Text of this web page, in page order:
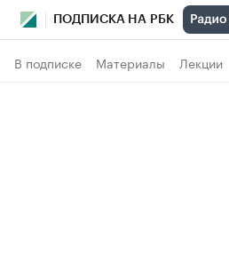
ПОДПИСКА НА РБК
В подписке Материалы Лекции